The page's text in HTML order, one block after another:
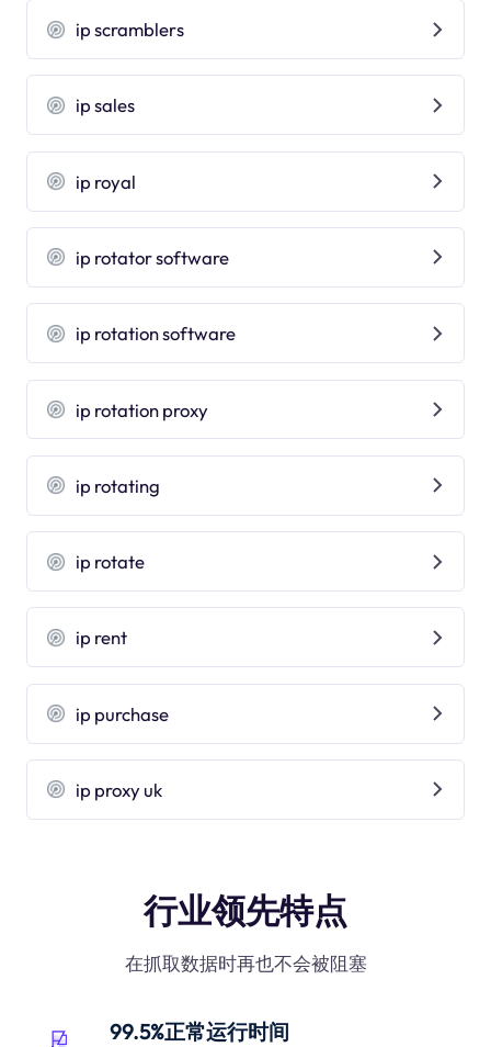
ip scramblers
ip sales
ip royal
ip rotator software
ip rotation software
ip rotation proxy
ip rotating
ip rotate
ip rent
ip purchase
ip proxy uk
行业领先特点
在抓取数据时再也不会被阻塞
99.5%正常运行时间